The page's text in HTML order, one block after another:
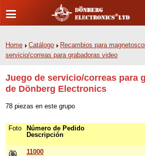
Home Catálogo Recambios para
servicio/correas para grabadoras video
Juego de servicio/correas para
de Dönberg Electronics
78 piezas en este grupo
Foto
Número de Pedido
Descripción
11000